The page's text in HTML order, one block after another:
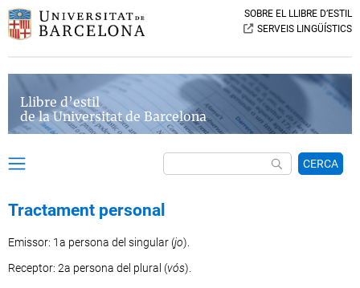
SOBRE EL LLIBRE D’ESTIL
SERVEIS LINGÜÍSTICS
Llibre d’estil
de la Universitat de Barcelona
CERCA
Tractament personal
Emissor: 1a persona del singular (jo).
Receptor: 2a persona del plural (vós).